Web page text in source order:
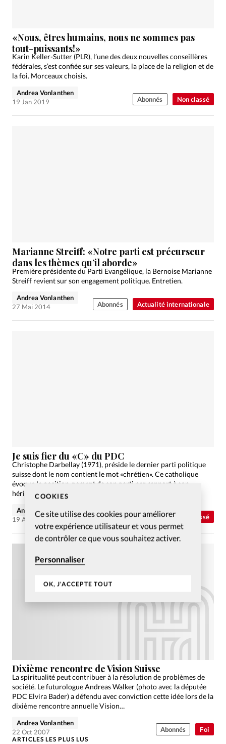
COOKIES
Ce site utilise des cookies pour améliorer
votre expérience utilisateur et vous permet
de contrôler ce que vous souhaitez activer.
Personnaliser
OK, J'ACCEPTE TOUT
Non classé
«Nous, êtres humains, nous ne sommes pas
tout-puissants!»
Karin Keller-Sutter (PLR), l’une des deux nouvelles conseillères
fédérales, s’est confiée sur ses valeurs, la place de la religion et de
la foi. Morceaux choisis.
Andrea Vonlanthen
19 Jan 2019
Abonnés
Actualité internationale
Marianne Streiff: «Notre parti est précurseur
dans les thèmes qu’il aborde»
Première présidente du Parti Evangélique, la Bernoise Marianne
Streiff revient sur son engagement politique. Entretien.
Andrea Vonlanthen
27 Mai 2014
Abonnés
Non classé
Je suis fier du «C» du PDC
Christophe Darbellay (1971), préside le dernier parti politique
suisse dont le nom contient le mot «chrétien». Ce catholique
évoque le position-nement de son parti par rapport à son
héritage confessionnel et par rapport à l’islam.…
Andrea Vonlanthen
19 Avr 2010
Abonnés
Foi
Dixième rencontre de Vision Suisse
La spiritualité peut contribuer à la résolution de problèmes de
société. Le futurologue Andreas Walker (photo avec la députée
PDC Elvira Bader) a défendu avec conviction cette idée lors de la
dixième rencontre annuelle Vision…
Andrea Vonlanthen
22 Oct 2007
Abonnés
ARTICLES LES PLUS LUS